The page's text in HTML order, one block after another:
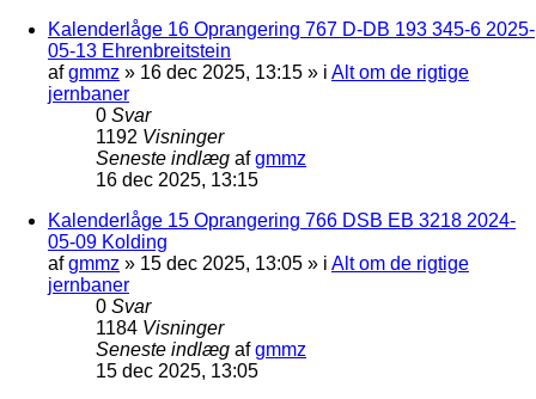
Kalenderlåge 16 Oprangering 767 D-DB 193 345-6 2025-
05-13 Ehrenbreitstein
afgmmz » 16 dec 2025, 13:15 » i Alt om de rigtige
jernbaner
0 Svar
1192 Visninger
Seneste indlæg afgmmz
16 dec 2025, 13:15
Kalenderlåge 15 Oprangering 766 DSB EB 3218 2024-
05-09 Kolding
afgmmz » 15 dec 2025, 13:05 » i Alt om de rigtige
jernbaner
0 Svar
1184 Visninger
Seneste indlæg afgmmz
15 dec 2025, 13:05